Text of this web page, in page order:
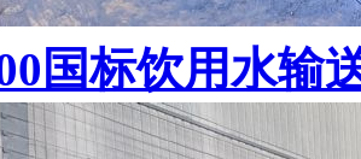
国标饮用水输